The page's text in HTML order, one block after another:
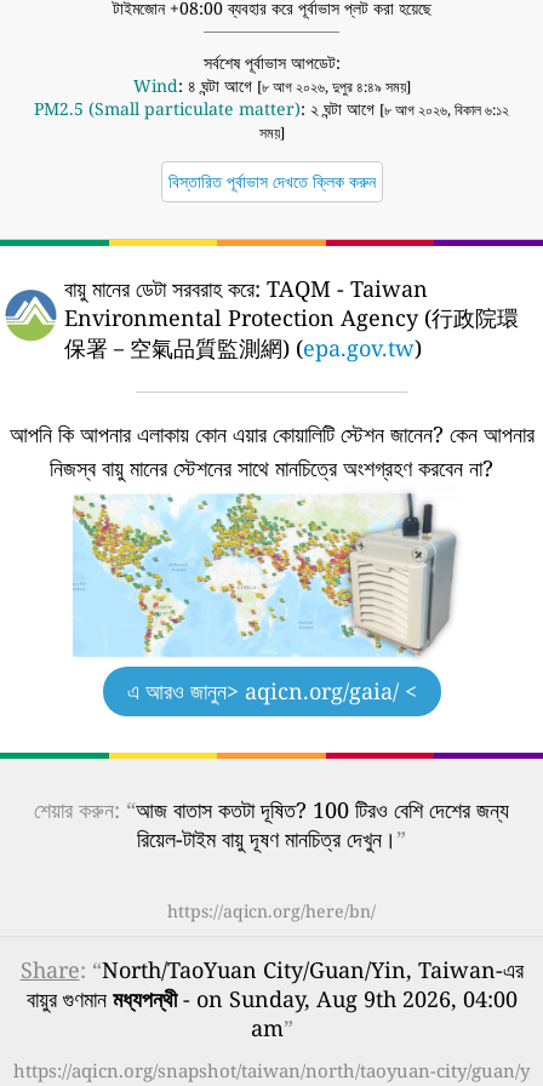
টাইমজোন +08:00 ব্যবহার করে পূর্বাভাস প্লট করা হয়েছে
সর্বশেষ পূর্বাভাস আপডেট:
Wind: ৪ ঘন্টা আগে [৮ আগ ২০২৬, দুপুর ৪:৪৯ সময়]
PM2.5 (Small particulate matter): ২ ঘন্টা আগে [৮ আগ ২০২৬, বিকাল ৬:১২
সময়]
বিস্তারিত পূর্বাভাস দেখতে ক্লিক করুন
বায়ু মানের ডেটা সরবরাহ করে: TAQM - Taiwan
Environmental Protection Agency (行政院環
保署－空氣品質監測網) (epa.gov.tw)
আপনি কি আপনার এলাকায় কোন এয়ার কোয়ালিটি স্টেশন জানেন? কেন আপনার
নিজস্ব বায়ু মানের স্টেশনের সাথে মানচিত্রে অংশগ্রহণ করবেন না?
এ আরও জানুন> aqicn.org/gaia/ <
শেয়ার করুন: “আজ বাতাস কতটা দূষিত? 100 টিরও বেশি দেশের জন্য
রিয়েল-টাইম বায়ু দূষণ মানচিত্র দেখুন।”
https://aqicn.org/here/bn/
Share: “North/TaoYuan City/Guan/Yin, Taiwan-এর
বায়ুর গুণমান মধ্যপন্থী- on Sunday, Aug 9th 2026, 04:00
am”
https://aqicn.org/snapshot/taiwan/north/taoyuan-city/guan/y